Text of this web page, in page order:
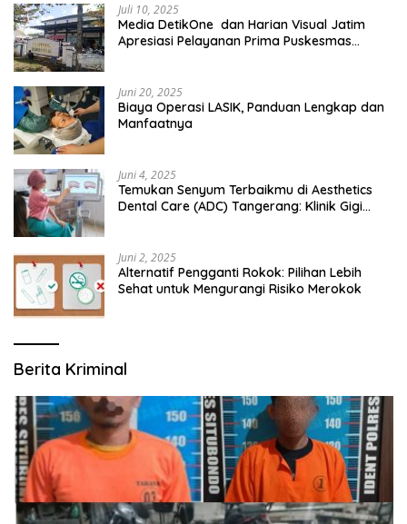
Juli 10, 2025
Media DetikOne dan Harian Visual Jatim
Apresiasi Pelayanan Prima Puskesmas
Juni 20, 2025
Biaya Operasi LASIK, Panduan Lengkap dan
Manfaatnya
Juni 4, 2025
Temukan Senyum Terbaikmu di Aesthetics
Dental Care (ADC) Tangerang: Klinik Gigi
Juni 2, 2025
Alternatif Pengganti Rokok: Pilihan Lebih
Sehat untuk Mengurangi Risiko Merokok
Berita Kriminal